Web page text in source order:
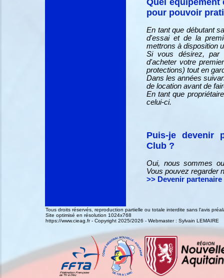
pour pouvoir
En tant que débutant
d'essai et de la
mettrons à disposition
Si vous désirez, par
d'acheter votre
protections) tout en
Dans les années
de location avant de
En tant que
celui-ci.
Puis-je devenir
Club ?
Oui, nous sommes
Vous pouvez regarder
>> Devenir partenaire
Tous droits réservés, reproduction partielle ou totale interdite sans l'avis
Site optimisé en résolution 1024x768
https://www.cieag.fr - Copyright 2025/2026 - Webmaster : Sylvain LEMAIRE